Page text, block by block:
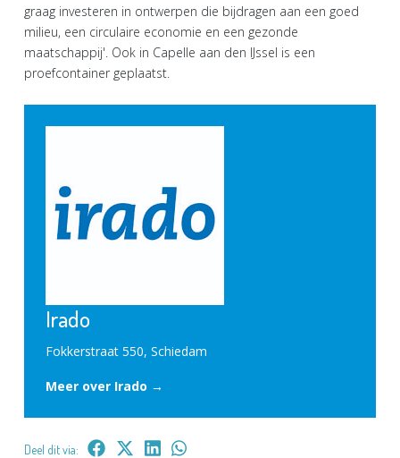
graag investeren in ontwerpen die bijdragen aan een goed
milieu, een circulaire economie en een gezonde
maatschappij'. Ook in Capelle aan den IJssel is een
proefcontainer geplaatst.
Irado
Fokkerstraat 550, Schiedam
Meer over Irado →
Deel dit via: